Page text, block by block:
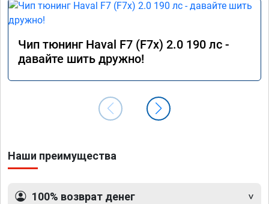
Чип тюнинг Haval F7 (F7x) 2.0 190 лс -
давайте шить дружно!
Наши преимущества
100% возврат денег